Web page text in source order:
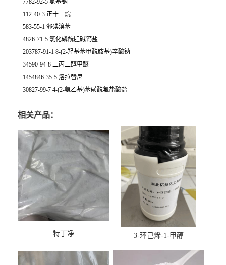
7782-92-5 氨基钠
112-40-3 正十二烷
583-55-1 邻碘溴苯
4826-71-5 氯化磷酰胆碱钙盐
203787-91-1 8-(2-羟基苯甲酰胺基)辛酸钠
34590-94-8 二丙二醇甲醚
1454846-35-5 洛拉替尼
30827-99-7 4-(2-氨乙基)苯磺酰氟盐酸盐
相关产品：
特丁净 3-环己烯-1-甲醇